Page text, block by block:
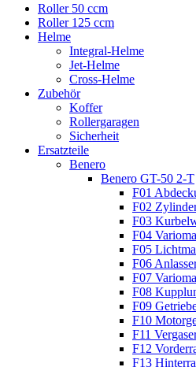
Roller 50 ccm
Roller 125 ccm
Helme
Integral-Helme
Jet-Helme
Cross-Helme
Zubehör
Koffer
Rollergaragen
Sicherheit
Ersatzteile
Benero
Benero GT-50 2-T
F01
F02
F03
F04
F05
F06
F07
F08
F09
F10
F11
F12
F13